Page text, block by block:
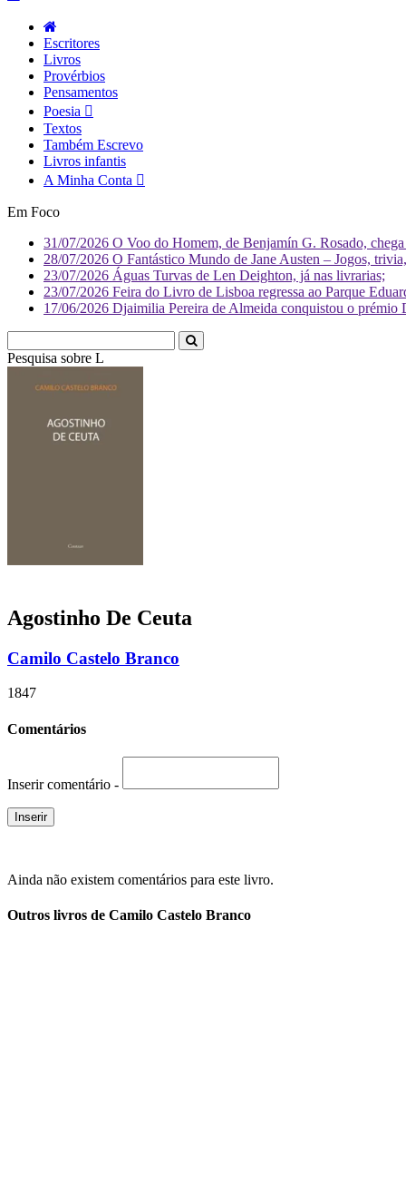
Escritores
Livros
Provérbios
Pensamentos
Poesia
Textos
Também Escrevo
Livros infantis
A Minha Conta
Em Foco
31/07/2026 O Voo do Homem, de Benjamín G. Rosado,
28/07/2026 O Fantástico Mundo de Jane Austen – Jogos,
23/07/2026 Águas Turvas de Len Deighton, já nas livrarias;
23/07/2026 Feira do Livro de Lisboa regressa ao Parque
17/06/2026 Djaimilia Pereira de Almeida conquistou o
Pesquisa sobre Literatura
Agostinho De Ceuta
Camilo Castelo Branco
1847
Comentários
Inserir comentário -
Ainda não existem comentários para este livro.
Outros livros de Camilo Castelo Branco